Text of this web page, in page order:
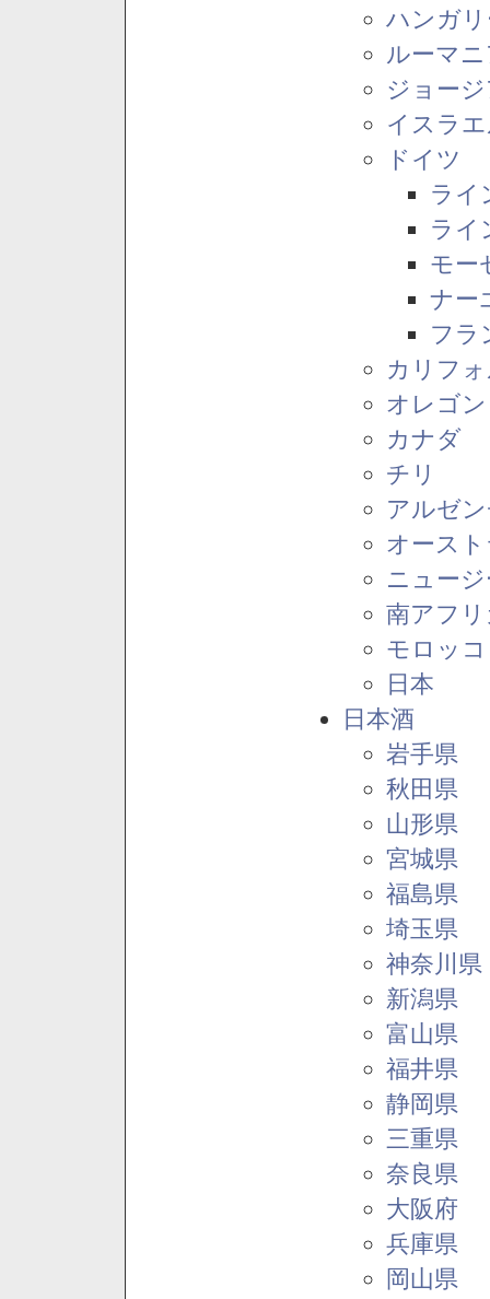
ハンガ
ルーマ
ジョー
イスラ
ドイツ
ライ
ライ
モー
ナー
フラ
カリフ
オレゴ
カナダ
チリ
アルゼ
オース
ニュー
南アフ
モロッコ
日本
日本酒
岩手県
秋田県
山形県
宮城県
福島県
埼玉県
神奈川県
新潟県
富山県
福井県
静岡県
三重県
奈良県
大阪府
兵庫県
岡山県